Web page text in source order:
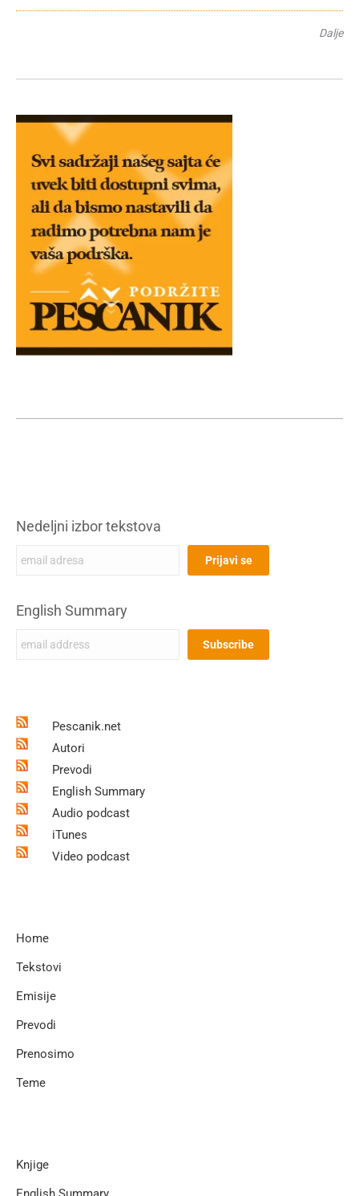
Dalje
Nedeljni izbor tekstova
English Summary
Pescanik.net
Autori
Prevodi
English Summary
Audio podcast
iTunes
Video podcast
Home
Tekstovi
Emisije
Prevodi
Prenosimo
Teme
Knjige